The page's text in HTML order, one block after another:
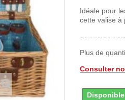
Idéale pour
cette valise à
------------------
Plus de
Consulter
Disponible